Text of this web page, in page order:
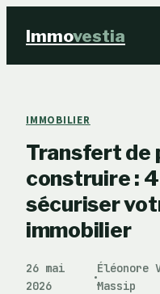
Immovestia
Immobilier
Business
Éducation & Emploi
IMMOBILIER
Transfert de
construire :
sécuriser
immobilier
26 mai
2026
·
Éléonore
Massip